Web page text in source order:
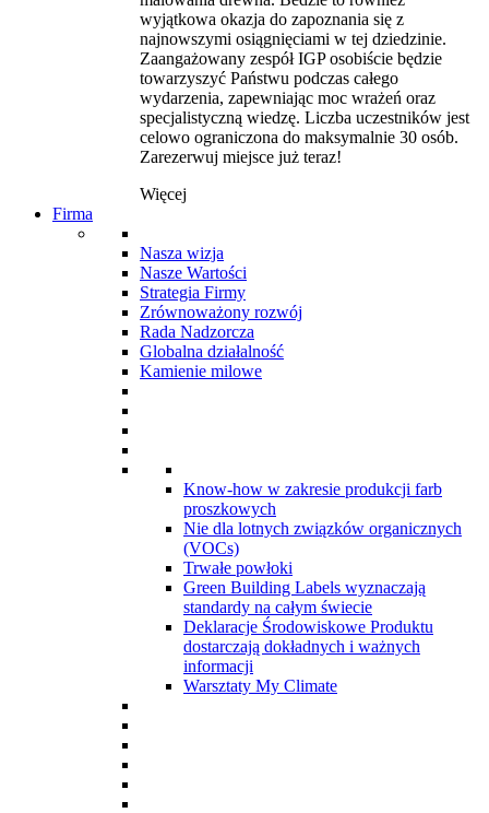
wyjątkowa okazja do zapoznania się z
najnowszymi osiągnięciami w tej dziedzinie.
Zaangażowany zespół IGP osobiście będzie
towarzyszyć Państwu podczas całego
wydarzenia, zapewniając moc wrażeń oraz
specjalistyczną wiedzę. Liczba uczestników jest
celowo ograniczona do maksymalnie 30 osób.
Zarezerwuj miejsce już teraz!
Więcej
Firma
Nasza wizja
Nasze Wartości
Strategia Firmy
Zrównoważony rozwój
Rada Nadzorcza
Globalna działalność
Kamienie milowe
Know-how w zakresie produkcji farb
proszkowych
Nie dla lotnych związków organicznych
(VOCs)
Trwałe powłoki
Green Building Labels wyznaczają
standardy na całym świecie
Deklaracje Środowiskowe Produktu
dostarczają dokładnych i ważnych
informacji
Warsztaty My Climate